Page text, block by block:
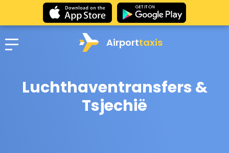
Airporttaxis
Luchthaventransfers &
Tsjechië